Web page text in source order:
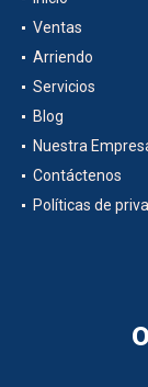
Ventas
Arriendo
Servicios
Blog
Nuestra
Contáctenos
Políticas de